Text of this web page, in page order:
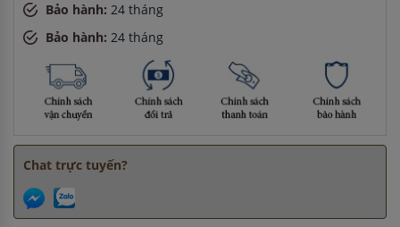
Bảo hành: 24 tháng
Bảo hành: 24 tháng
Chat trực tuyến?